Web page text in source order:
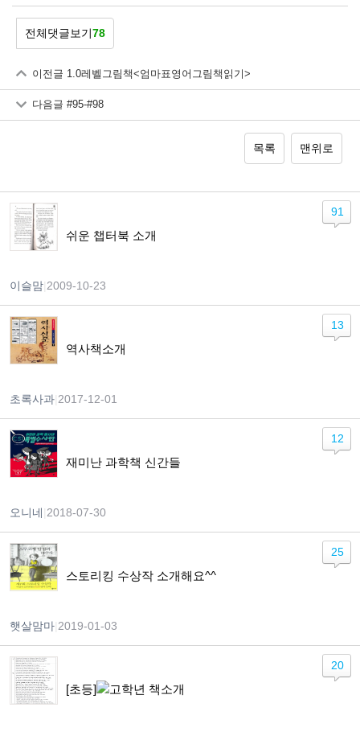
전체댓글보기78
이전글 1.0레벨그림책<엄마표영어그림책읽기>
다음글 #95-#98
목록 맨위로
쉬운 챕터북 소개
이슬맘 2009-10-23
91
역사책소개
초록사과 2017-12-01
13
재미난 과학책 신간들
오니네 2018-07-30
12
스토리킹 수상작 소개해요^^
햇살맘마 2019-01-03
25
[초등] 고학년 책소개
20